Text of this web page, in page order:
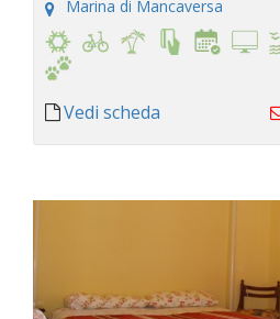
Marina di Mancaversa
Vedi scheda